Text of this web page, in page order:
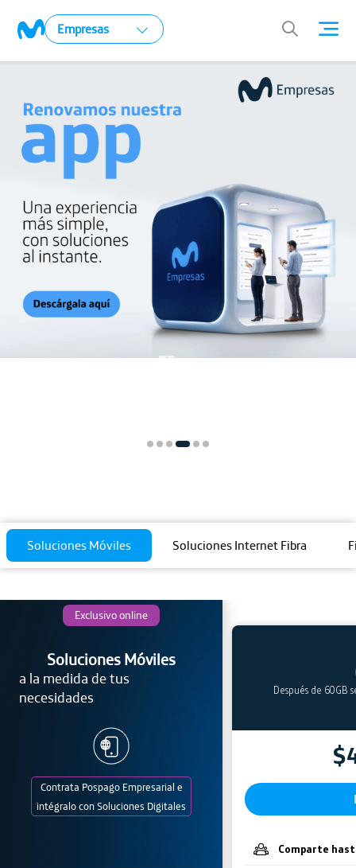
Empresas
Soluciones Móviles Soluciones Internet Fibra
Exclusivo online
Soluciones Móviles
a la medida de tus
necesidades
Contrata Pospago Empresarial e
intégralo con Soluciones Digitales
Después de 60GB
Comparte